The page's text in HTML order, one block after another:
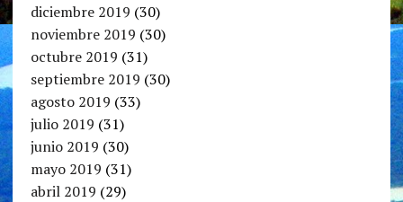
diciembre 2019 (30)
noviembre 2019 (30)
octubre 2019 (31)
septiembre 2019 (30)
agosto 2019 (33)
julio 2019 (31)
junio 2019 (30)
mayo 2019 (31)
abril 2019 (29)